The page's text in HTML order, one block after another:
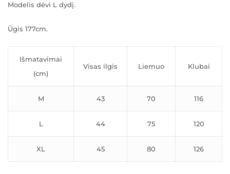
Modelis dėvi L dydį.
Ūgis 177cm.
Išmatavimai
(cm)
Visas ilgis Liemuo Klubai
M 43 70 116
L 44 75 120
XL 45 80 126